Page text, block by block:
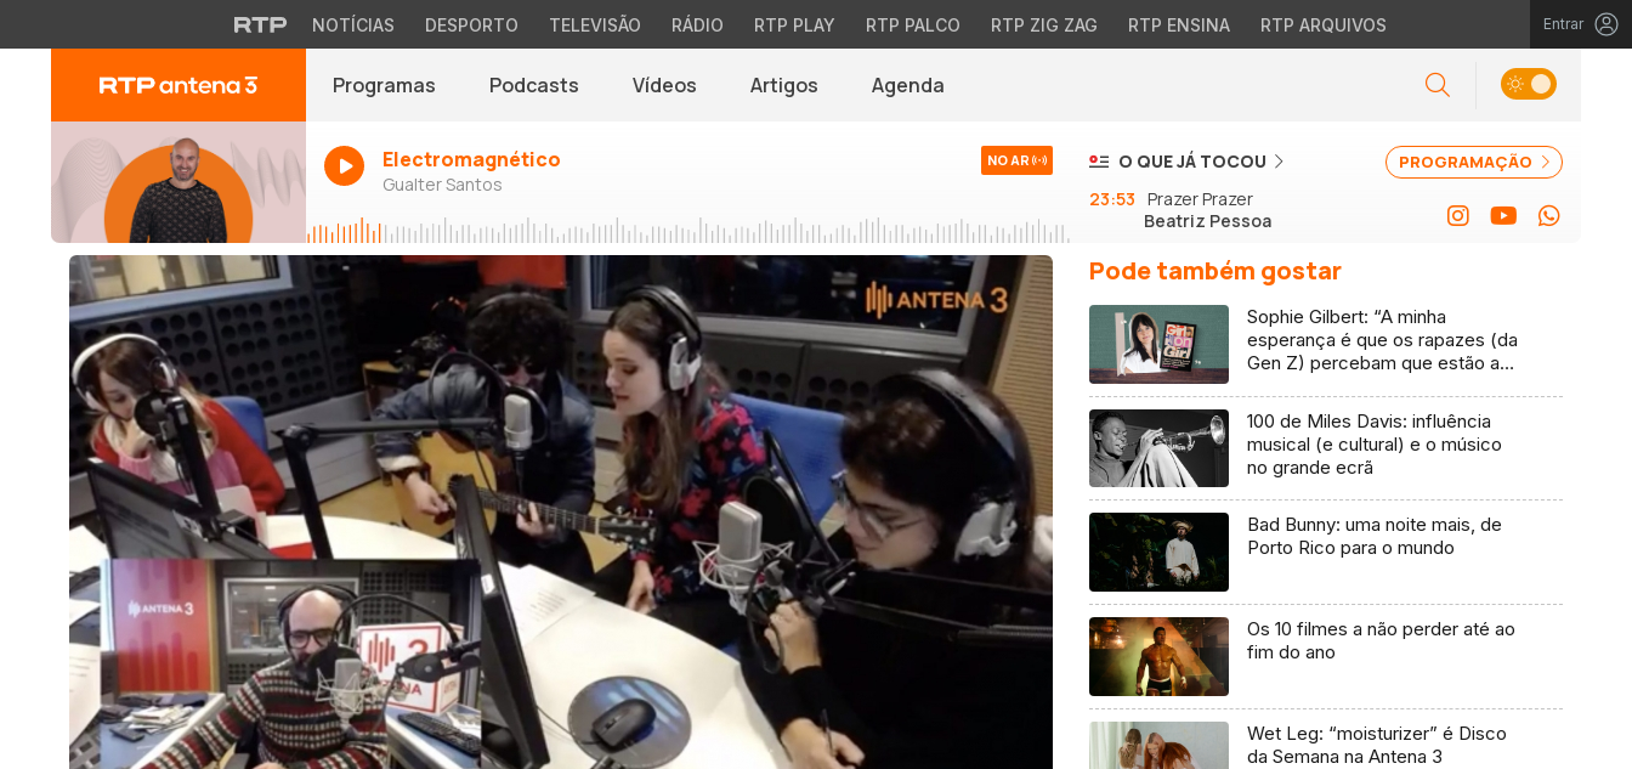
NOTÍCIAS DESPORTO TELEVISÃO RÁDIO RTP PLAY RTP PALCO RTP ZIG ZAG RTP ENSINA RTP ARQUIVOS Entrar
Programas Podcasts Vídeos Artigos Agenda
Electromagnético
Gualter Santos
NO AR PROGRAMAÇÃO
O QUE JÁ TOCOU
23:53 Prazer Prazer
Beatriz Pessoa
Pode também gostar
Sophie Gilbert: “A minha
esperança é que os rapazes (da
Gen Z) percebam que estão a
100 de Miles Davis: influência
musical (e cultural) e o músico
no grande ecrã
Bad Bunny: uma noite mais, de
Porto Rico para o mundo
Os 10 filmes a não perder até ao
fim do ano
Wet Leg: “moisturizer” é Disco
da Semana na Antena 3